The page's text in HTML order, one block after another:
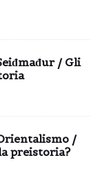
/ Gli
/
preistoria?